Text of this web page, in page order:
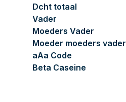
Dcht totaal
Vader
Moeders Vader
Moeder moeders vader
aAa Code
Beta Caseine